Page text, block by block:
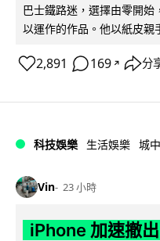
巴士鐵路迷，選擇由零開
以運作的作品。他以紙皮親
2,891 169 ↗ 分
科技娛樂 生活娛樂 城
Vin 23 小時
iPhone 加速撤